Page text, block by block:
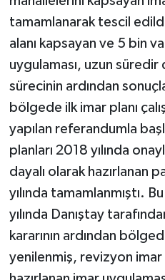
tamamlanarak tescil
alanı kapsayan ve 5 bin
uygulaması, uzun
sürecinin ardından
bölgede ilk imar planı
yapılan referandumla
planları 2018 yılında
dayalı olarak hazırlanan
yılında tamamlanmıştı.
yılında Danıştay
kararının ardından
yenilenmiş, revizyon